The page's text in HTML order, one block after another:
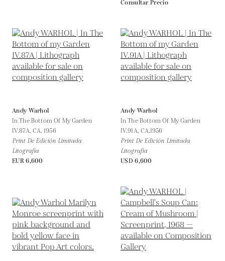
Consultar Precio
Andy Warhol
In The Bottom Of My Garden
IV.87A, CA. 1956
Print De Edición Limitada
Litografía
EUR 6,600
Andy Warhol
In The Bottom Of My Garden
IV.91A, CA.1956
Print De Edición Limitada
Litografía
USD 6,600